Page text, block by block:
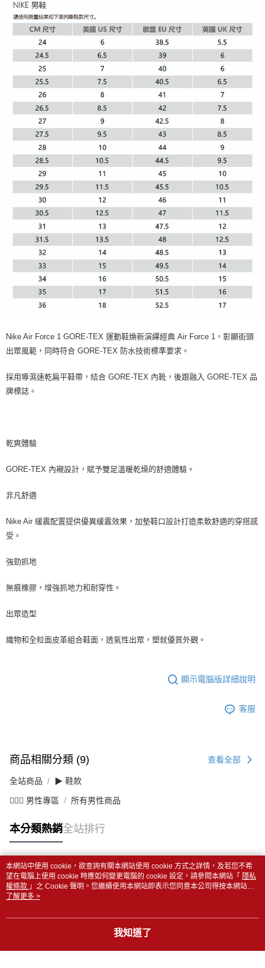
Nike Air Force 1 GORE-TEX 運動鞋煥新演繹經典 Air Force 1，彰顯街頭
出眾風範，同時符合 GORE-TEX 防水技術標準要求。
採用導濕速乾扁平鞋帶，結合 GORE-TEX 內靴，後跟融入 GORE-TEX 品
牌標誌。
乾爽體驗
GORE-TEX 內襯設計，賦予雙足溫暖乾燥的舒適體驗。
非凡舒適
Nike Air 緩震配置提供優異緩震效果，加墊鞋口設計打造柔軟舒適的穿搭感
受。
強勁抓地
無痕橡膠，增強抓地力和耐穿性。
出眾造型
織物和全粒面皮革組合鞋面，透氣性出眾，塑就優質外觀。
顯示電腦版詳細說明
客服
商品相關分類 (9) 查看全部
全站商品 ▶ 鞋款
💁🏻‍♂️ 男性專區 所有男性商品
本分類熱銷全站排行
熱門標籤
本網站中使用 cookie，欲查詢有關本網站使用 cookie 方式之詳情，及若您不希
望在電腦上使用 cookie 時應如何變更電腦的 cookie 設定，請參閱本網站「 隱私
權條款 」之 Cookie 聲明。您繼續使用本網站即表示您同意本公司得按本網站使
用條款之 Cookie 聲明使用 cookie。
了解更多 >
我知道了